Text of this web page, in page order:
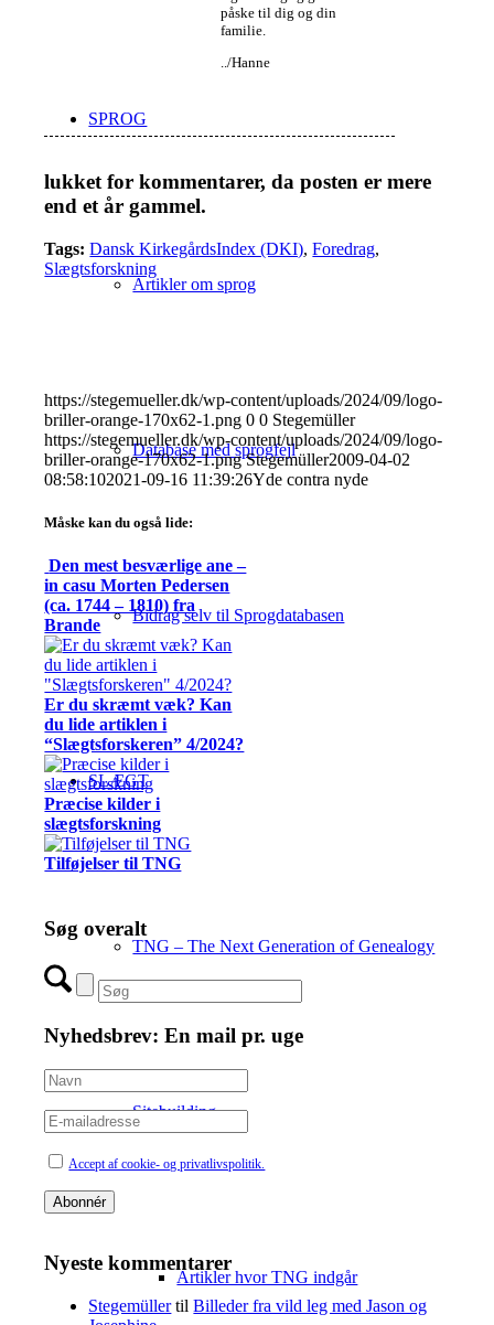
SPROG
Artikler om sprog
Database med sprogfejl
Bidrag selv til Sprogdatabasen
SLÆGT
TNG – The Next Generation of Genealogy
Sitebuilding
Artikler hvor TNG indgår
påske til dig og din
familie.
../Hanne
lukket for kommentarer, da posten er mere
end et år gammel.
Tags: Dansk KirkegårdsIndex (DKI),Foredrag,
Slægtsforskning
https://stegemueller.dk/wp-content/uploads/2024/09/logo-
briller-orange-170x62-1.png 0 0 Stegemüller
https://stegemueller.dk/wp-content/uploads/2024/09/logo-
briller-orange-170x62-1.png Stegemüller2009-04-02
08:58:102021-09-16 11:39:26Yde contra nyde
Måske kan du også lide:
Den mest besværlige ane –
in casu Morten Pedersen
(ca. 1744 – 1810) fra
Brande
Er du skræmt væk? Kan
du lide artiklen i
“Slægtsforskeren” 4/2024?
Præcise kilder i
slægtsforskning
Tilføjelser til TNG
Søg overalt
Nyhedsbrev: En mail pr. uge
Accept af cookie- og privatlivspolitik.
Nyeste kommentarer
StegemüllertilBilleder fra vild leg med Jason og